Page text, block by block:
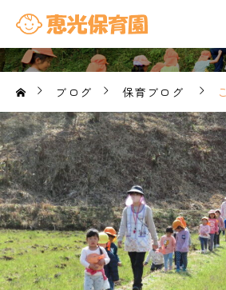
ブログ 保育ブログ